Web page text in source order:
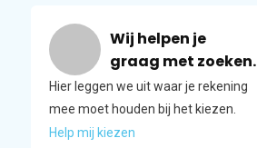
Wij helpen je
graag met zoeken.
Hier leggen we uit waar je rekening
mee moet houden bij het kiezen.
Help mij kiezen